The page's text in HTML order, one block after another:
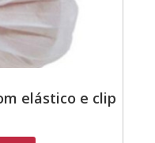
elástico e clip